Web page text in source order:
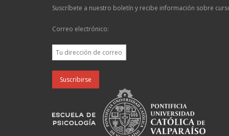
Suscríbete a nuestro boletín y recibe información sobre
Correo electrónico: